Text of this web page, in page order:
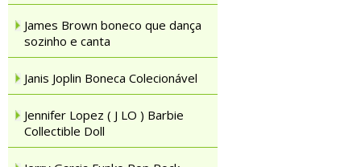
James Brown boneco que dança
sozinho e canta
Janis Joplin Boneca Colecionável
Jennifer Lopez ( J LO ) Barbie
Collectible Doll